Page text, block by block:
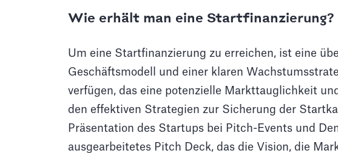
Wie erhält man eine Startfinanzierung?
Um eine Startfinanzierung zu erreichen, ist eine
Geschäftsmodell und einer klaren
verfügen, das eine potenzielle Markttauglichkeit
den effektiven Strategien zur Sicherung der
Präsentation des Startups bei Pitch-Events und
ausgearbeitetes Pitch Deck, das die Vision, die